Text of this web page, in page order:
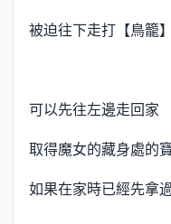
被迫往下走打【鳥籠
可以先往左邊走回家
取得魔女的藏身處的
如果在家時已經先拿